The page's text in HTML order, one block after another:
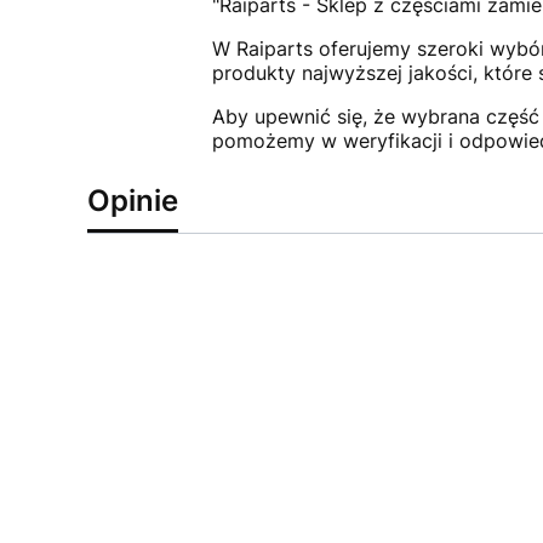
"Raiparts - Sklep z częściami
W Raiparts oferujemy szeroki
produkty najwyższej jakości, które
Aby upewnić się, że wybrana
pomożemy w weryfikacji i
Opinie